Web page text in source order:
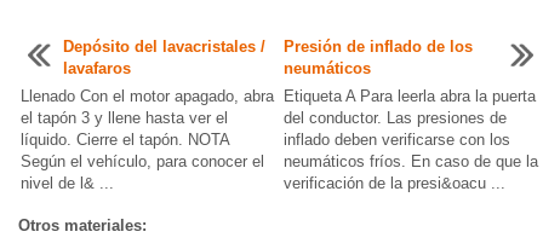
Depósito del lavacristales /
lavafaros
Llenado Con el motor apagado, abra
el tapón 3 y llene hasta ver el
líquido. Cierre el tapón. NOTA
Según el vehículo, para conocer el
nivel de l& ...
Presión de inflado de los
neumáticos
Etiqueta A Para leerla abra la puerta
del conductor. Las presiones de
inflado deben verificarse con los
neumáticos fríos. En caso de que la
verificación de la presi&oacu ...
Otros materiales: